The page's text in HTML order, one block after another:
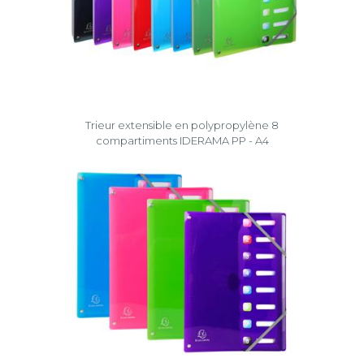
Trieur extensible en polypropylène 8
compartiments IDERAMA PP - A4